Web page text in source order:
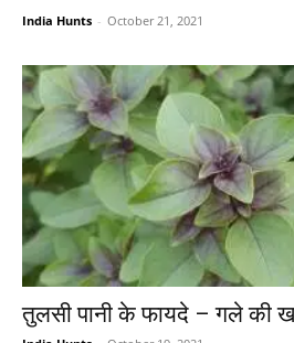
India Hunts - October 21, 2021
तुलसी पानी के फायदे – गले की